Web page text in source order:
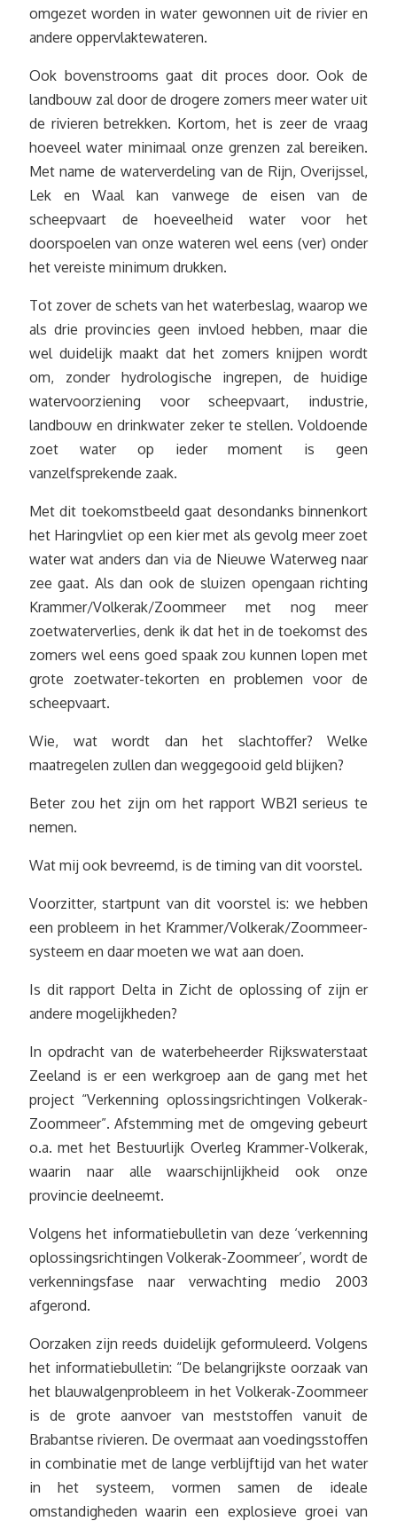
omgezet worden in water gewonnen uit de rivier en
andere oppervlaktewateren.
Ook bovenstrooms gaat dit proces door. Ook de
landbouw zal door de drogere zomers meer water uit
de rivieren betrekken. Kortom, het is zeer de vraag
hoeveel water minimaal onze grenzen zal bereiken.
Met name de waterverdeling van de Rijn, Overijssel,
Lek en Waal kan vanwege de eisen van de
scheepvaart de hoeveelheid water voor het
doorspoelen van onze wateren wel eens (ver) onder
het vereiste minimum drukken.
Tot zover de schets van het waterbeslag, waarop we
als drie provincies geen invloed hebben, maar die
wel duidelijk maakt dat het zomers knijpen wordt
om, zonder hydrologische ingrepen, de huidige
watervoorziening voor scheepvaart, industrie,
landbouw en drinkwater zeker te stellen. Voldoende
zoet water op ieder moment is geen
vanzelfsprekende zaak.
Met dit toekomstbeeld gaat desondanks binnenkort
het Haringvliet op een kier met als gevolg meer zoet
water wat anders dan via de Nieuwe Waterweg naar
zee gaat. Als dan ook de sluizen opengaan richting
Krammer/Volkerak/Zoommeer met nog meer
zoetwaterverlies, denk ik dat het in de toekomst des
zomers wel eens goed spaak zou kunnen lopen met
grote zoetwater-tekorten en problemen voor de
scheepvaart.
Wie, wat wordt dan het slachtoffer? Welke
maatregelen zullen dan weggegooid geld blijken?
Beter zou het zijn om het rapport WB21 serieus te
nemen.
Wat mij ook bevreemd, is de timing van dit voorstel.
Voorzitter, startpunt van dit voorstel is: we hebben
een probleem in het Krammer/Volkerak/Zoommeer-
systeem en daar moeten we wat aan doen.
Is dit rapport Delta in Zicht de oplossing of zijn er
andere mogelijkheden?
In opdracht van de waterbeheerder Rijkswaterstaat
Zeeland is er een werkgroep aan de gang met het
project “Verkenning oplossingsrichtingen Volkerak-
Zoommeer”. Afstemming met de omgeving gebeurt
o.a. met het Bestuurlijk Overleg Krammer-Volkerak,
waarin naar alle waarschijnlijkheid ook onze
provincie deelneemt.
Volgens het informatiebulletin van deze ‘verkenning
oplossingsrichtingen Volkerak-Zoommeer’, wordt de
verkenningsfase naar verwachting medio 2003
afgerond.
Oorzaken zijn reeds duidelijk geformuleerd. Volgens
het informatiebulletin: “De belangrijkste oorzaak van
het blauwalgenprobleem in het Volkerak-Zoommeer
is de grote aanvoer van meststoffen vanuit de
Brabantse rivieren. De overmaat aan voedingsstoffen
in combinatie met de lange verblijftijd van het water
in het systeem, vormen samen de ideale
omstandigheden waarin een explosieve groei van